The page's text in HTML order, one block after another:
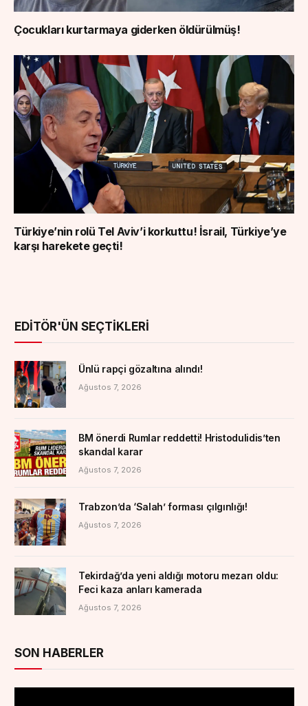
Çocukları kurtarmaya giderken öldürülmüş!
Türkiye’nin rolü Tel Aviv’i korkuttu! İsrail, Türkiye’ye
karşı harekete geçti!
EDITÖR'ÜN SEÇTIKLERI
Ünlü rapçi gözaltına alındı!
Ağustos 7, 2026
BM önerdi Rumlar reddetti! Hristodulidis’ten
skandal karar
Ağustos 7, 2026
Trabzon’da ‘Salah’ forması çılgınlığı!
Ağustos 7, 2026
Tekirdağ’da yeni aldığı motoru mezarı oldu:
Feci kaza anları kamerada
Ağustos 7, 2026
SON HABERLER